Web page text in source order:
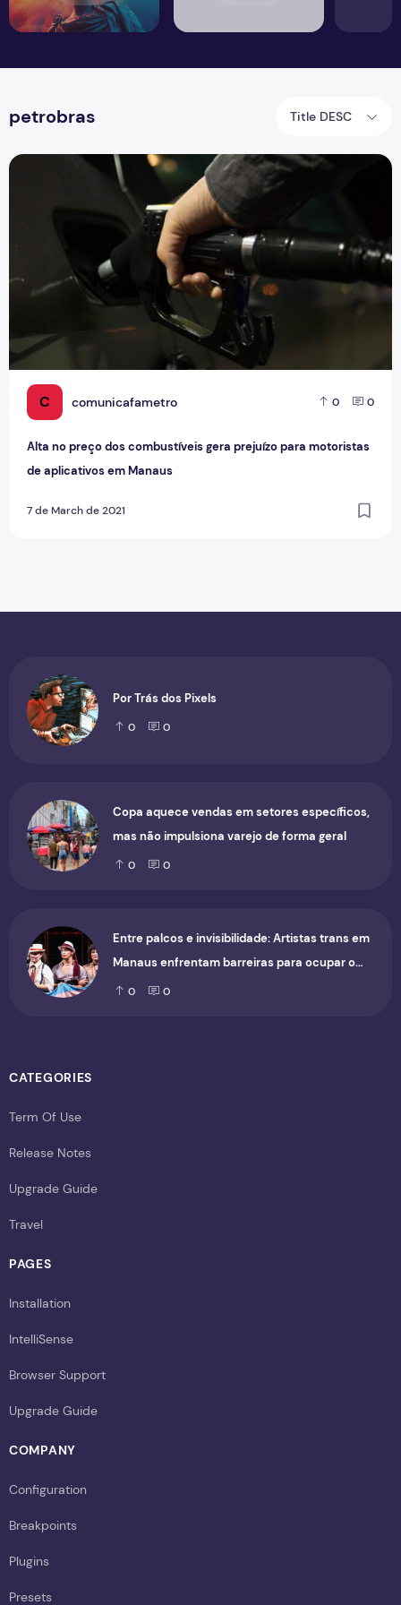
petrobras Title DESC
C comunicafametro 0 0
Alta no preço dos combustíveis gera prejuízo para motoristas
de aplicativos em Manaus
7 de March de 2021
Alta no preço dos combustíveis gera prejuízo para
Por Trás dos Pixels
0 0
Copa aquece vendas em setores específicos,
mas não impulsiona varejo de forma geral
0 0
Entre palcos e invisibilidade: Artistas trans em
Manaus enfrentam barreiras para ocupar o
cenário cultural
0 0
CATEGORIES
Term Of Use
Release Notes
Upgrade Guide
Travel
PAGES
Installation
IntelliSense
Browser Support
Upgrade Guide
COMPANY
Configuration
Breakpoints
Plugins
Presets